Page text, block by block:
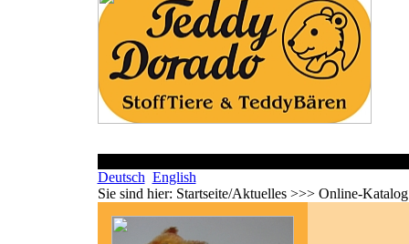
Deutsch English
Sie sind hier: Startseite/Aktuelles >>> Online-